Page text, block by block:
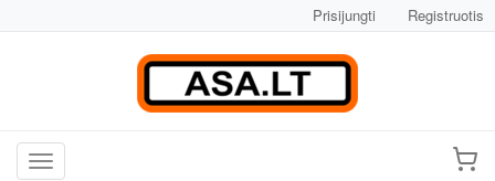
Prisijungti Registruotis
Toggle navigation